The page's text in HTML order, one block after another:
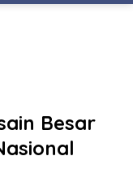
Besar